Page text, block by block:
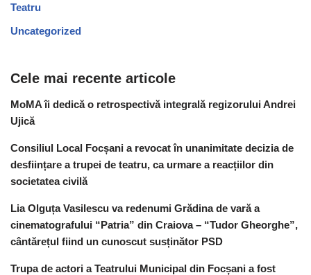
Teatru
Uncategorized
Cele mai recente articole
MoMA îi dedică o retrospectivă integrală regizorului Andrei
Ujică
Consiliul Local Focșani a revocat în unanimitate decizia de
desființare a trupei de teatru, ca urmare a reacțiilor din
societatea civilă
Lia Olguța Vasilescu va redenumi Grădina de vară a
cinematografului “Patria” din Craiova – “Tudor Gheorghe”,
cântărețul fiind un cunoscut susținător PSD
Trupa de actori a Teatrului Municipal din Focșani a fost